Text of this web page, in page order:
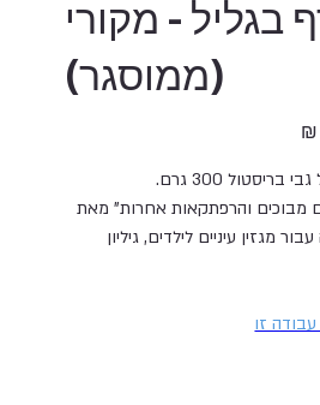
בגליל - מקורי
(ממוסגר)
300 גרם.
מבוכים והרפתקאות אחרות" מאת
מגזין עיניים לילדים, גיליון
זו